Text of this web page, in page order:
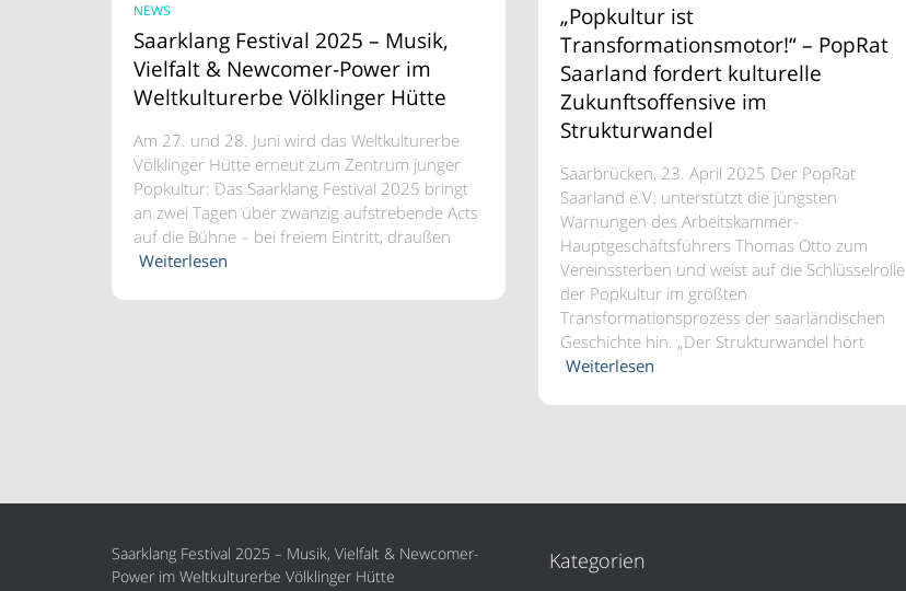
NEWS
Saarklang Festival 2025 – Musik,
Vielfalt & Newcomer-Power im
Weltkulturerbe Völklinger Hütte
Am 27. und 28. Juni wird das Weltkulturerbe
Völklinger Hütte erneut zum Zentrum junger
Popkultur: Das Saarklang Festival 2025 bringt
an zwei Tagen über zwanzig aufstrebende Acts
auf die Bühne – bei freiem Eintritt, draußen
Weiterlesen
„Popkultur ist
Transformationsmotor!“ – PopRat
Saarland fordert kulturelle
Zukunftsoffensive im
Strukturwandel
Saarbrücken, 23. April 2025 Der PopRat
Saarland e.V. unterstützt die jüngsten
Warnungen des Arbeitskammer-
Hauptgeschäftsführers Thomas Otto zum
Vereinssterben und weist auf die Schlüsselrolle
der Popkultur im größten
Transformationsprozess der saarländischen
Geschichte hin. „Der Strukturwandel hört
Weiterlesen
Saarklang Festival 2025 – Musik, Vielfalt & Newcomer-
Power im Weltkulturerbe Völklinger Hütte
Kategorien